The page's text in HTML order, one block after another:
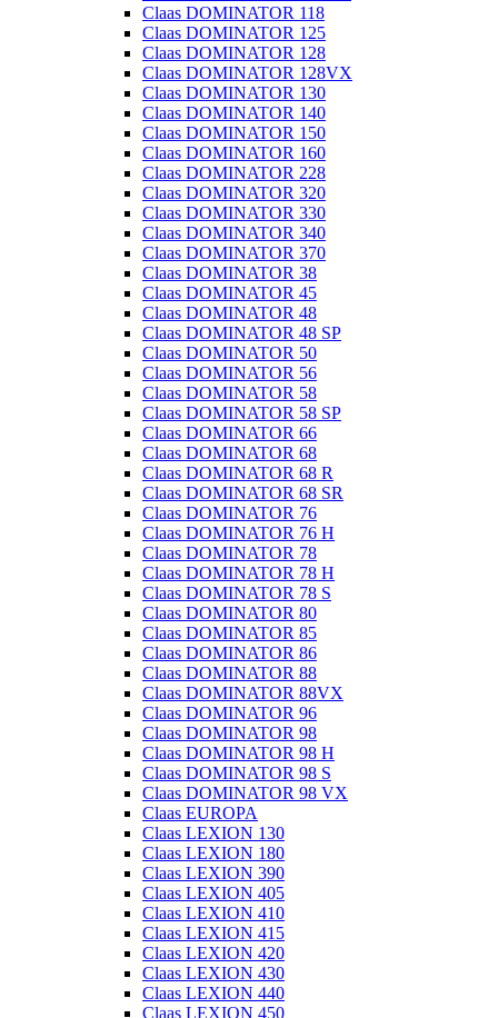
Claas DOMINATOR 118
Claas DOMINATOR 125
Claas DOMINATOR 128
Claas DOMINATOR 128VX
Claas DOMINATOR 130
Claas DOMINATOR 140
Claas DOMINATOR 150
Claas DOMINATOR 160
Claas DOMINATOR 228
Claas DOMINATOR 320
Claas DOMINATOR 330
Claas DOMINATOR 340
Claas DOMINATOR 370
Claas DOMINATOR 38
Claas DOMINATOR 45
Claas DOMINATOR 48
Claas DOMINATOR 48 SP
Claas DOMINATOR 50
Claas DOMINATOR 56
Claas DOMINATOR 58
Claas DOMINATOR 58 SP
Claas DOMINATOR 66
Claas DOMINATOR 68
Claas DOMINATOR 68 R
Claas DOMINATOR 68 SR
Claas DOMINATOR 76
Claas DOMINATOR 76 H
Claas DOMINATOR 78
Claas DOMINATOR 78 H
Claas DOMINATOR 78 S
Claas DOMINATOR 80
Claas DOMINATOR 85
Claas DOMINATOR 86
Claas DOMINATOR 88
Claas DOMINATOR 88VX
Claas DOMINATOR 96
Claas DOMINATOR 98
Claas DOMINATOR 98 H
Claas DOMINATOR 98 S
Claas DOMINATOR 98 VX
Claas EUROPA
Claas LEXION 130
Claas LEXION 180
Claas LEXION 390
Claas LEXION 405
Claas LEXION 410
Claas LEXION 415
Claas LEXION 420
Claas LEXION 430
Claas LEXION 440
Claas LEXION 450